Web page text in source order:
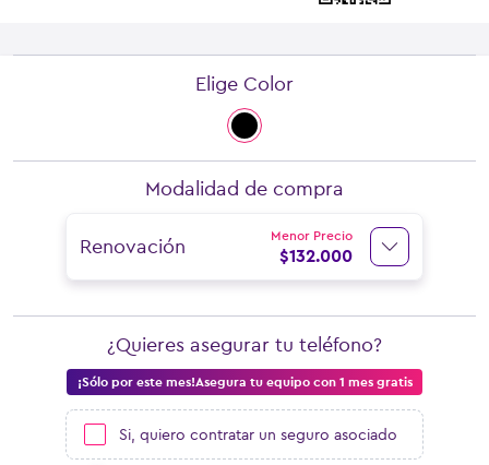
Elige Color
Modalidad de compra
Renovación Menor Precio
$132.000
¡Sólo por este mes!Asegura tu equipo con 1 mes gratis
¿Quieres asegurar tu teléfono?
Si, quiero contratar un seguro asociado